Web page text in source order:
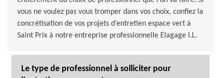
vous ne voulez pas vous tromper dans vos choix, confiez la
concrétisation de vos projets d’entretien espace vert à
Saint Prix à notre entreprise professionnelle Elagage I.L.
Le type de professionnel à solliciter pour